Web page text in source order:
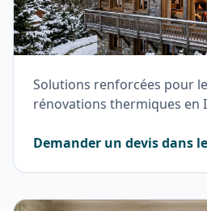
Solutions renforcées pour
rénovations thermiques en
Demander un devis dans le